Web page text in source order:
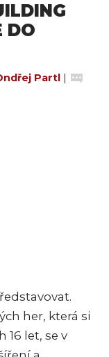
DO
Partl |
her, která si
let, se v